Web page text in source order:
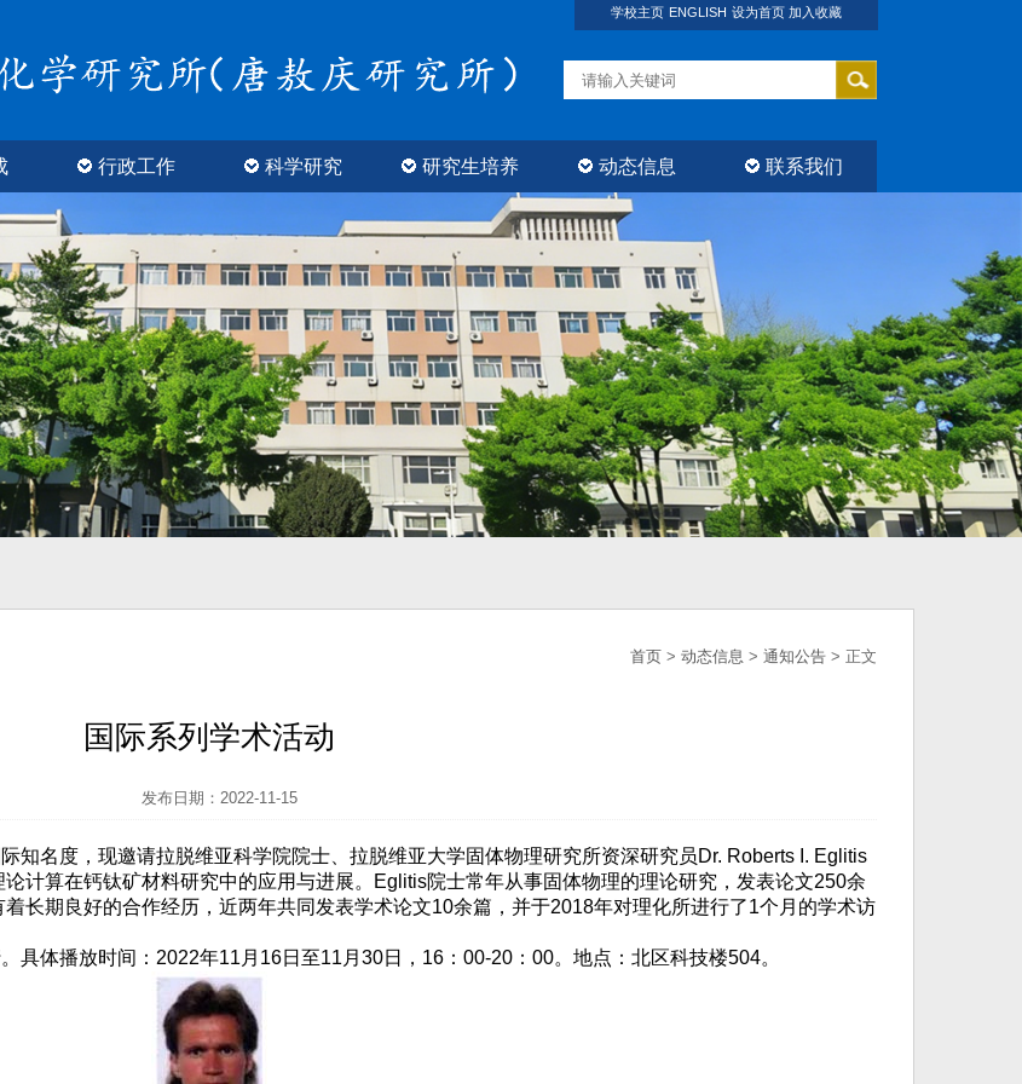
学校主页 ENGLISH 设为首页 加入收藏
行政工作 科学研究 研究生培养 动态信息 联系我们
首页 > 动态信息 > 通知公告 > 正文
国际系列学术活动
发布日期：2022-11-15
知名度，现邀请拉脱维亚科学院院士、拉脱维亚大学固体物理研究所资深研究员Dr. Roberts I. Eglitis
计算在钙钛矿材料研究中的应用与进展。
Eglitis院士常年从事固体物理的理论研究，发表论文250余
着长期良好的合作经历，近两年共同发表学术论文10余篇，并于2018年对理化所进行了1个月的学术访
具体播放时间： 2022年11 月 16日至11 月 30日， 16 ： 00-20 ： 00。地点：北区科技楼504。